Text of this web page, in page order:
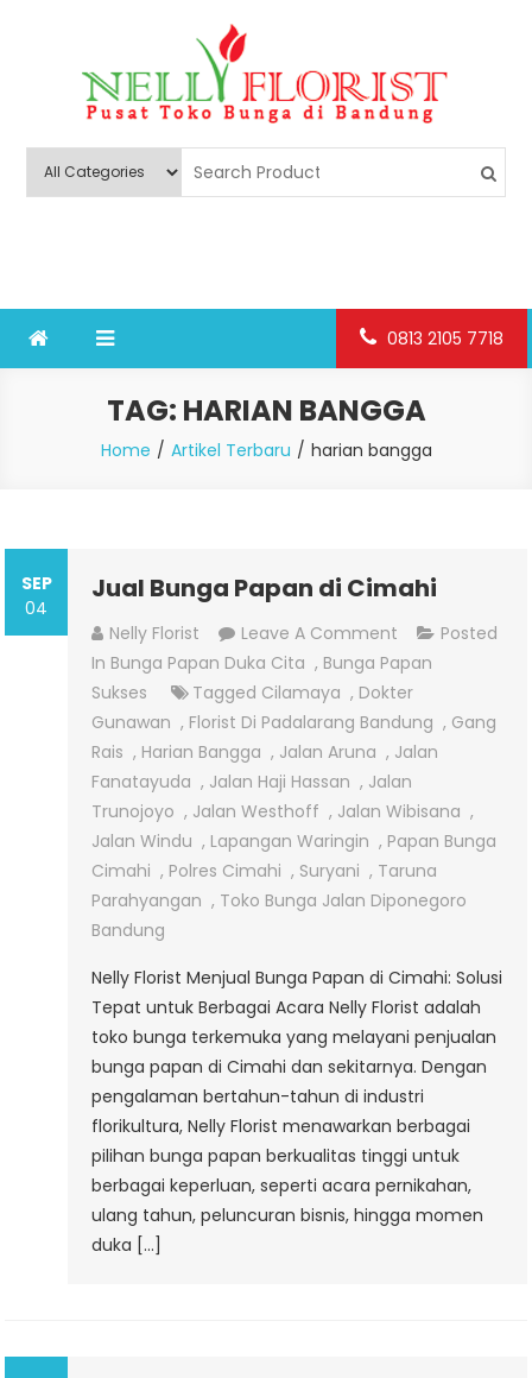
Nelly Florist Bandung
0813 2105 7718
TAG: HARIAN BANGGA
Home Artikel Terbaru harian bangga
SEP
04
Jual Bunga Papan di Cimahi
Nelly Florist Leave A Comment On
Jual
Bunga
Papan
Di
Cimahi
Posted
In Bunga Papan Duka Cita , Bunga Papan
Sukses
Tagged Cilamaya , Dokter
Gunawan , Florist Di Padalarang Bandung , Gang
Rais , Harian Bangga , Jalan Aruna , Jalan
Fanatayuda , Jalan Haji Hassan , Jalan
Trunojoyo , Jalan Westhoff , Jalan Wibisana ,
Jalan Windu , Lapangan Waringin , Papan Bunga
Cimahi , Polres Cimahi , Suryani , Taruna
Parahyangan , Toko Bunga Jalan Diponegoro
Bandung
Nelly Florist Menjual Bunga Papan di Cimahi: Solusi
Tepat untuk Berbagai Acara Nelly Florist adalah
toko bunga terkemuka yang melayani penjualan
bunga papan di Cimahi dan sekitarnya. Dengan
pengalaman bertahun-tahun di industri
florikultura, Nelly Florist menawarkan berbagai
pilihan bunga papan berkualitas tinggi untuk
berbagai keperluan, seperti acara pernikahan,
ulang tahun, peluncuran bisnis, hingga momen
duka […]